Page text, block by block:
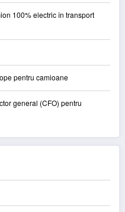
100% electric în transport
pentru camioane
general (CFO) pentru